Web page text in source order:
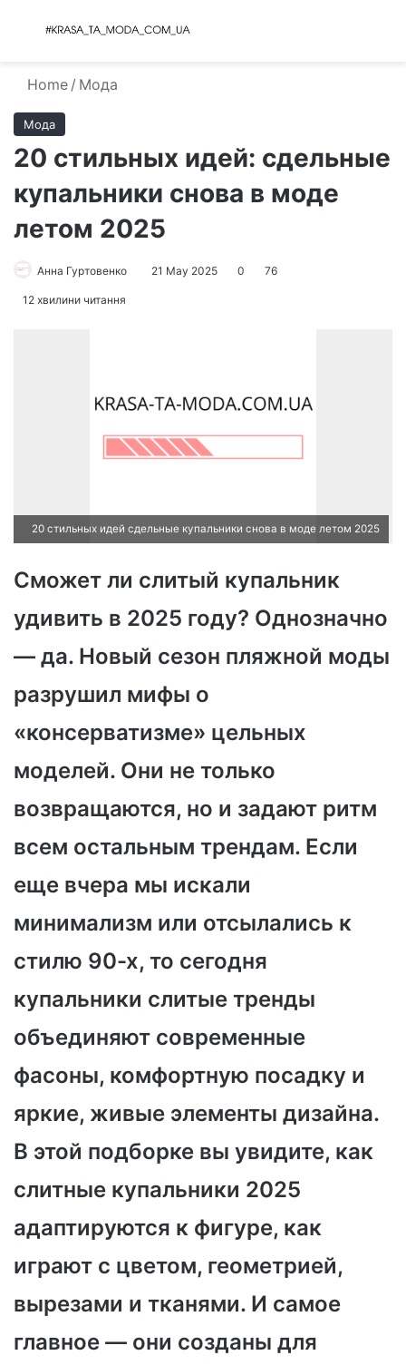
Menu
Home / Мода
Мода
20 стильных идей: сдельные
купальники снова в моде
летом 2025
Анна Гуртовенко 21 May 2025 0 76
12 хвилини читання
20 стильных идей сдельные купальники снова в моде летом 2025
Сможет ли слитый купальник
удивить в 2025 году? Однозначно
— да. Новый сезон пляжной моды
разрушил мифы о
«консерватизме» цельных
моделей. Они не только
возвращаются, но и задают ритм
всем остальным трендам. Если
еще вчера мы искали
минимализм или отсылались к
стилю 90-х, то сегодня
купальники слитые тренды
объединяют современные
фасоны, комфортную посадку и
яркие, живые элементы дизайна.
В этой подборке вы увидите, как
слитные купальники 2025
адаптируются к фигуре, как
играют с цветом, геометрией,
вырезами и тканями. И самое
главное — они созданы для